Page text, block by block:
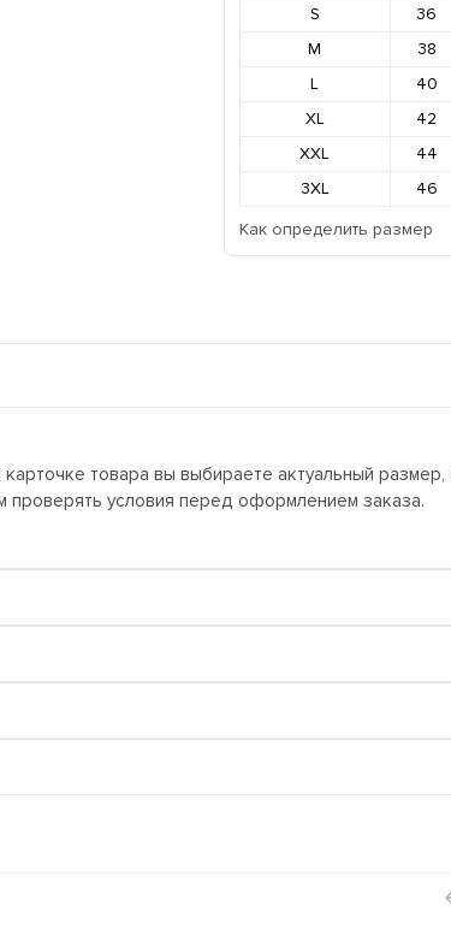
S
36
M
38
L
40
XL
42
XXL
44
3XL
46
Как определить размер
товара вы выбираете актуальный
проверять условия перед оформлением заказа.